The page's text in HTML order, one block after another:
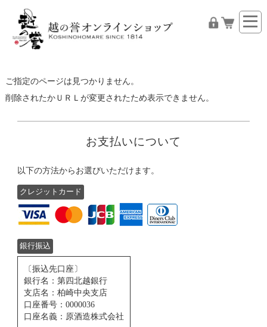
ご指定のページは見つかりません。
削除されたかＵＲＬが変更されたため表示できません。
お支払いについて
以下の方法からお選びいただけます。
クレジットカード
銀行振込
〔振込先口座〕
銀行名：第四北越銀行
支店名：柏崎中央支店
口座番号：0000036
口座名義：原酒造株式会社